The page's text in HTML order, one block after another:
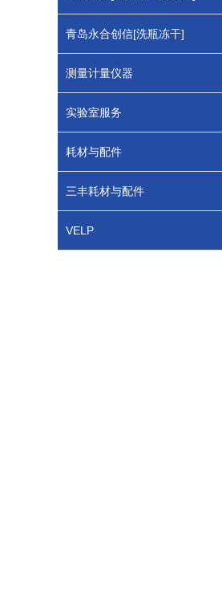
青岛永合创信[洗瓶冻干]
测量计量仪器
实验室服务
耗材与配件
三丰耗材与配件
VELP